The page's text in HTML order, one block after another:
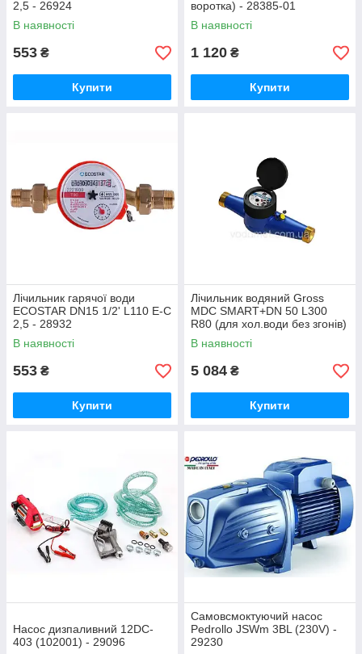
2,5 - 26924
В наявності
553 ₴
Купити
воротка) - 28385-01
В наявності
1 120 ₴
Купити
Лічильник гарячої води
ECOSTAR DN15 1/2' L110 E-C
2,5 - 28932
В наявності
553 ₴
Купити
Лічильник водяний Gross
MDC SMART+DN 50 L300
R80 (для хол.води без згонів)
- 29046
В наявності
5 084 ₴
Купити
Насос дизпаливний 12DC-
403 (102001) - 29096
Самовсмоктуючий насос
Pedrollo JSWm 3BL (230V) -
29230